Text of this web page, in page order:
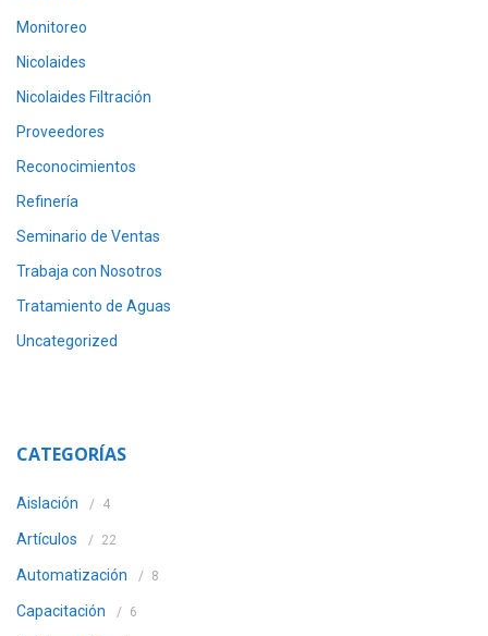
Monitoreo
Nicolaides
Nicolaides Filtración
Proveedores
Reconocimientos
Refinería
Seminario de Ventas
Trabaja con Nosotros
Tratamiento de Aguas
Uncategorized
CATEGORÍAS
Aislación 4
Artículos 22
Automatización 8
Capacitación 6